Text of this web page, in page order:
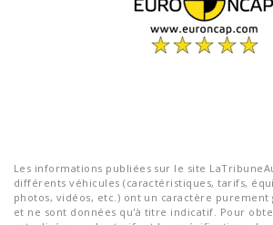
Les informations publiées sur le site
différents véhicules (caractéristiques, tarifs,
photos, vidéos, etc.) ont un caractère
et ne sont données qu'à titre indicatif. Pour